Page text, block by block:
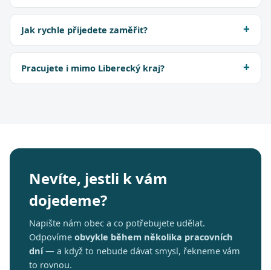
Jak rychle přijedete zaměřit?
Pracujete i mimo Liberecký kraj?
Nevíte, jestli k vám
dojedeme?
Napište nám obec a co potřebujete udělat.
Odpovíme obvykle během několika pracovních
dní— a když to nebude dávat smysl, řekneme vám
to rovnou.